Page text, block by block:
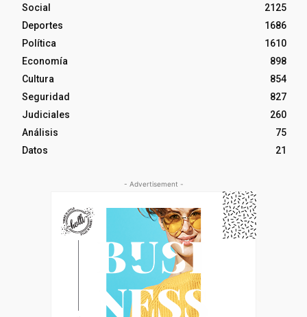
Social
2125
Deportes
1686
Política
1610
Economía
898
Cultura
854
Seguridad
827
Judiciales
260
Análisis
75
Datos
21
- Advertisement -